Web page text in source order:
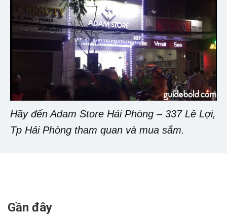
Hãy đến Adam Store Hải Phòng – 337 Lê Lợi,
Tp Hải Phòng tham quan và mua sắm.
Gần đây